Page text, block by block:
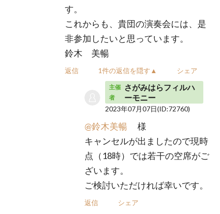
す。
これからも、貴団の演奏会には、是
非参加したいと思っています。
鈴木 美暢
返信 1件の返信を隠す▲ シェア
主催
者
さがみはらフィルハ
ーモニー
2023年07月07日(ID:72760)
@鈴木美暢 様
キャンセルが出ましたので現時
点（18時）では若干の空席がご
ざいます。
ご検討いただければ幸いです。
返信 シェア